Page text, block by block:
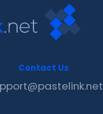
Contact Us